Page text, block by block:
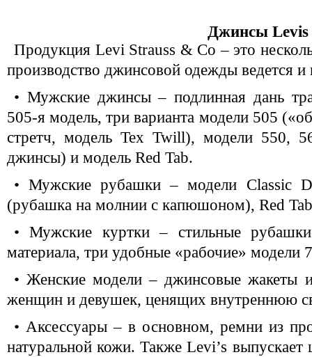
Джинсы Levis
Продукция Levi Strauss & Co – это
производство джинсовой одежды ведется
• Мужские джинсы – подлинная дань
505-я модель, три варианта модели 505
стретч, модель Tex Twill), модели 550,
джинсы) и модель Red Tab.
• Мужские рубашки – модели Classic
(рубашка на молнии с капюшоном), Red
• Мужские куртки – стильные
материала, три удобные «рабочие» модели
• Женские модели – джинсовые жакеты
женщин и девушек, ценящих внутреннюю
• Аксессуары – в основном, ремни из
натуральной кожи. Также Levi’s